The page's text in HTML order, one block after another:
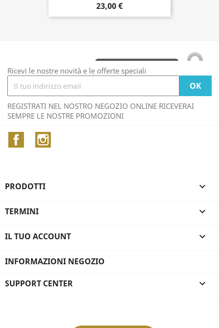
23,00 €
Ricevi le nostre novità e le offerte speciali
REGISTRATI NEL NOSTRO NEGOZIO ONLINE RICEVERAI
SEMPRE LE NOSTRE PROMOZIONI
Facebook
PRODOTTI 
TERMINI 
IL TUO ACCOUNT 
INFORMAZIONI NEGOZIO
SUPPORT CENTER 